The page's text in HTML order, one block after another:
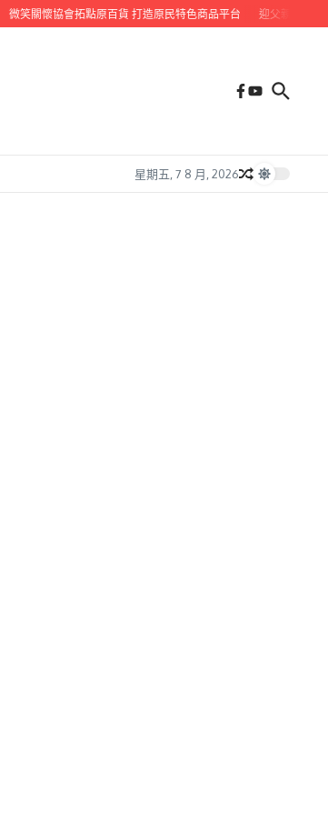
微笑關懷協會拓點原百貨 打造原民特色商品平台 迎父親節 九如
星期五, 7 8 月, 2026